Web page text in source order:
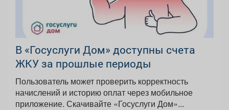
В «Госуслуги Дом» доступны счета
ЖКУ за прошлые периоды
Пользователь может проверить корректность
начислений и историю оплат через мобильное
приложение. Скачивайте «Госуслуги Дом»...